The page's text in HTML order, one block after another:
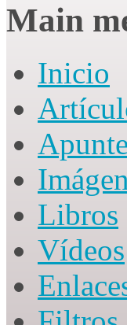
Main
Inicio
Libros
Vídeos